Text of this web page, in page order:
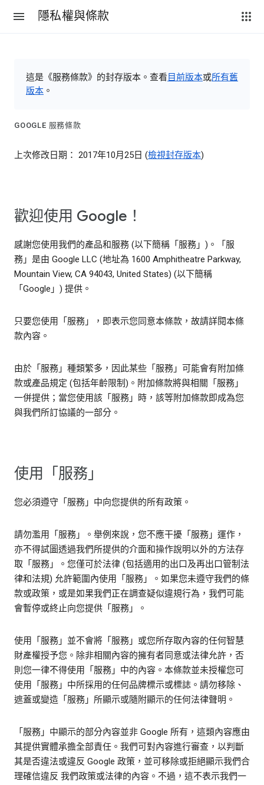
隱私權與條款
這是《服務條款》的封存版本。查看 目前版本或所有舊
版本 。
GOOGLE 服務條款
上次修改日期： 2017年10月25日 (檢視封存版本)
歡迎使用 Google！
感謝您使用我們的產品和服務 (以下簡稱「服務」)。「服
務」是由 Google LLC (地址為 1600 Amphitheatre Parkway,
Mountain View, CA 94043, United States) (以下簡稱
「Google」) 提供。
只要您使用「服務」，即表示您同意本條款，故請詳閱本條
款內容。
由於「服務」種類繁多，因此某些「服務」可能會有附加條
款或產品規定 (包括年齡限制)。附加條款將與相關「服務」
一併提供；當您使用該「服務」時，該等附加條款即成為您
與我們所訂協議的一部分。
使用「服務」
您必須遵守「服務」中向您提供的所有政策。
請勿濫用「服務」。舉例來說，您不應干擾「服務」運作，
亦不得試圖透過我們所提供的介面和操作說明以外的方法存
取「服務」。您僅可於法律 (包括適用的出口及再出口管制法
律和法規) 允許範圍內使用「服務」。如果您未遵守我們的條
款或政策，或是如果我們正在調查疑似違規行為，我們可能
會暫停或終止向您提供「服務」。
使用「服務」並不會將「服務」或您所存取內容的任何智慧
財產權授予您。除非相關內容的擁有者同意或法律允許，否
則您一律不得使用「服務」中的內容。本條款並未授權您可
使用「服務」中所採用的任何品牌標示或標誌。請勿移除、
遮蓋或變造「服務」所顯示或隨附顯示的任何法律聲明。
「服務」中顯示的部分內容並非 Google 所有，這類內容應由
其提供實體承擔全部責任。我們可對內容進行審查，以判斷
其是否違法或違反 Google 政策，並可移除或拒絕顯示我們合
理確信違反 我們政策或法律的內容。不過，這不表示我們一